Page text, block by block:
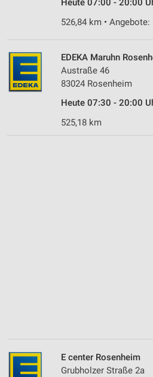
Heute 07:00 - 20:00
526,84 km •
EDEKA Maruhn
Austraße 46
83024 Rosenheim
Heute 07:30 - 20:00
525,18 km
E center Rosenheim
Grubholzer Straße 2a